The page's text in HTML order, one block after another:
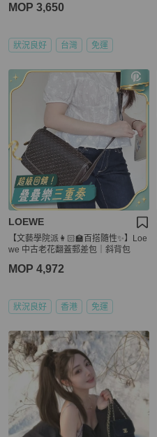
MOP 3,650
狀況良好 台灣 免運
LOEWE
【文藝學院派👩🏻‍🏫百搭隨性✨】Loe
we 中古老花翻蓋郵差包｜斜背包
MOP 4,972
狀況良好 香港 免運